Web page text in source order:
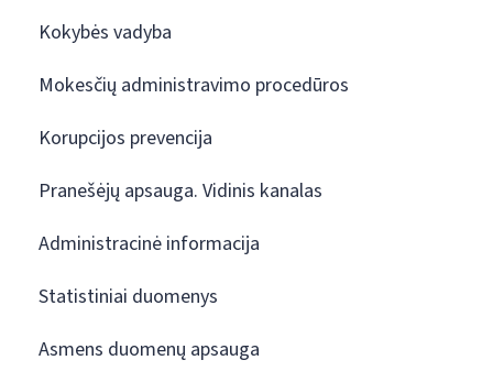
Kokybės vadyba
Mokesčių administravimo procedūros
Korupcijos prevencija
Pranešėjų apsauga. Vidinis kanalas
Administracinė informacija
Statistiniai duomenys
Asmens duomenų apsauga